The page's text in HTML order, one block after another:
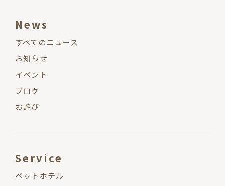
News
すべてのニュース
お知らせ
イベント
ブログ
お詫び
Service
ペットホテル